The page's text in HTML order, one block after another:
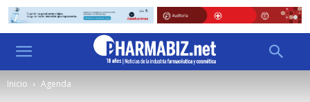
Inicio Agenda